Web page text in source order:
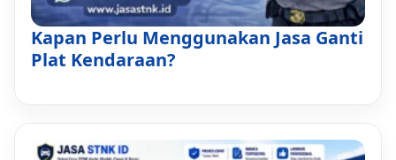
Kapan Perlu Menggunakan Jasa Ganti
Plat Kendaraan?